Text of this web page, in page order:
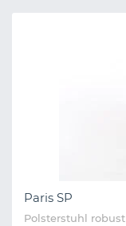
Paris SP
Polsterstuhl robust